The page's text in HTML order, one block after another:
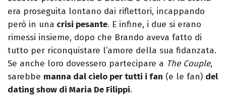
era proseguita lontano dai riflettori, incappando
però in una crisi pesante. E infine, i due si erano
rimessi insieme, dopo che Brando aveva fatto di
tutto per riconquistare l’amore della sua fidanzata.
Se anche loro dovessero partecipare a The Couple,
sarebbe manna dal cielo per tutti i fan (e le fan) del
dating show di Maria De Filippi.